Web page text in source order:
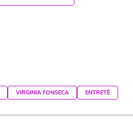
VIRGINIA FONSECA ENTRETÊ